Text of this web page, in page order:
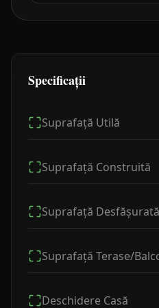
Specificații
Suprafață Utilă
Suprafață Construită
Suprafață Desfășurată
Suprafață Terase/
Deschidere Casă